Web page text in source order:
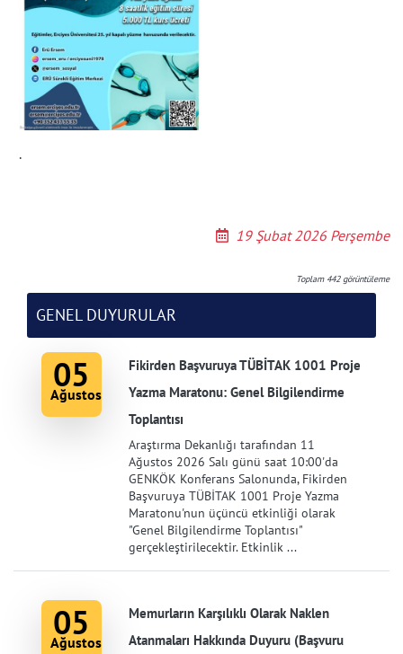
.
19 Şubat 2026 Perşembe
Toplam 442görüntüleme
GENEL DUYURULAR
05
Ağustos
Fikirden Başvuruya TÜBİTAK 1001 Proje
Yazma Maratonu: Genel Bilgilendirme
Toplantısı
Araştırma Dekanlığı tarafından 11
Ağustos 2026 Salı günü saat 10:00'da
GENKÖK Konferans Salonunda, Fikirden
Başvuruya TÜBİTAK 1001 Proje Yazma
Maratonu'nun üçüncü etkinliği olarak
"Genel Bilgilendirme Toplantısı"
gerçekleştirilecektir. Etkinlik ...
05
Ağustos
Memurların Karşılıklı Olarak Naklen
Atanmaları Hakkında Duyuru (Başvuru